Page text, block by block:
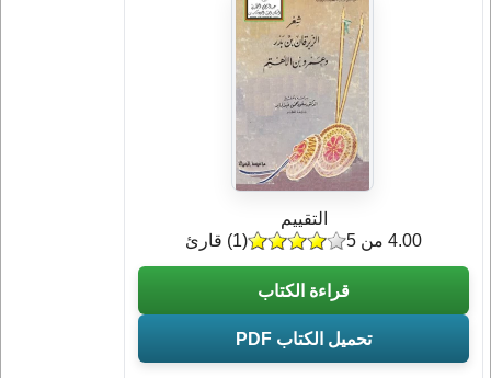
التقييم
(
1) قارئ 4.00 من 5
قراءة الكتاب
تحميل الكتاب PDF